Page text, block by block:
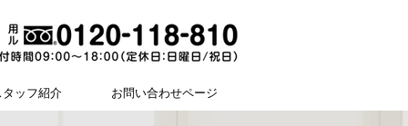
タッフ紹介 お問い合わせページ